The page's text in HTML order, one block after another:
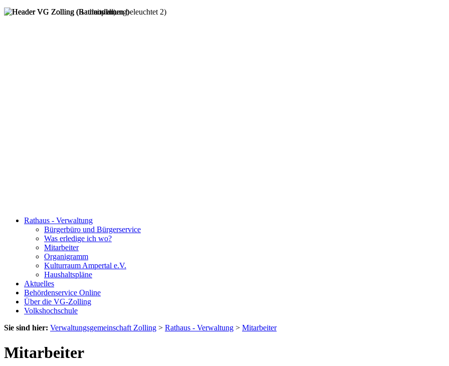
Rathaus - Verwaltung
Bürgerbüro und Bürgerservice
Was erledige ich wo?
Mitarbeiter
Organigramm
Kulturraum Ampertal e.V.
Haushaltspläne
Aktuelles
Behördenservice Online
Über die VG-Zolling
Volkshochschule
Sie sind hier: Verwaltungsgemeinschaft Zolling > Rathaus - Verwaltung > Mitarbeiter
Mitarbeiter